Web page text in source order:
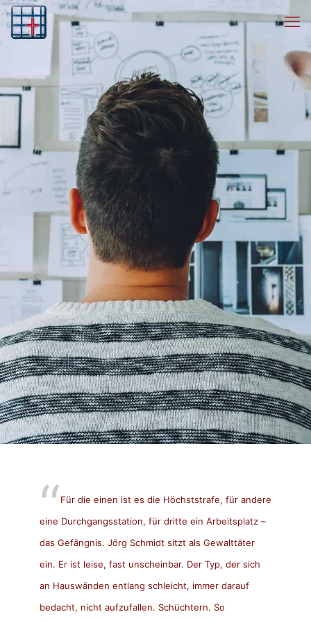
Für die einen ist es die Höchststrafe, für andere
eine Durchgangsstation, für dritte ein Arbeitsplatz –
das Gefängnis. Jörg Schmidt sitzt als Gewalttäter
ein. Er ist leise, fast unscheinbar. Der Typ, der sich
an Hauswänden entlang schleicht, immer darauf
bedacht, nicht aufzufallen. Schüchtern. So